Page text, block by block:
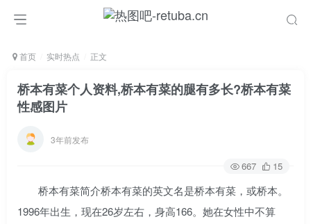
首页 实时热点 正文
桥本有菜个人资料,桥本有菜的腿有多长?桥本有菜
性感图片
3年前发布
667 15
桥本有菜简介桥本有菜的英文名是桥本有菜，或桥本。
1996年出生，现在26岁左右，身高166。她在女性中不算